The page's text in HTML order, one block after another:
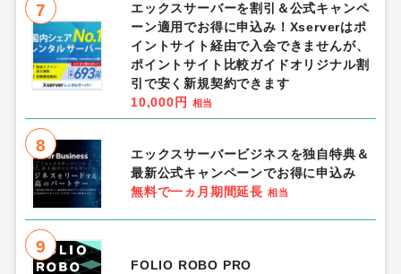
7
エックスサーバーを割引＆公式キャンペ
ーン適用でお得に申込み！Xserverはポ
イントサイト経由で入会できませんが、
ポイントサイト比較ガイドオリジナル割
引で安く新規契約できます
10,000円
相当
8
エックスサーバービジネスを独自特典＆
最新公式キャンペーンでお得に申込み
無料で一ヵ月期間延長 相当
9
FOLIO ROBO PRO